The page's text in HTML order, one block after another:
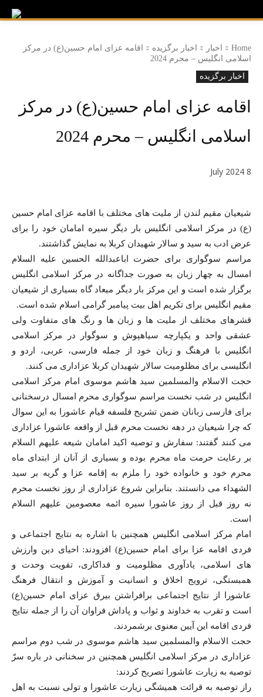
Home اخبار اخبار برگزیده
اقامه عزای امام حسین(ع) در مرکز
اسلامی انگلیس – محرم 2024
اخبار برگزیده
اقامه عزای امام حسین(ع) در مرکز
اسلامی انگلیس – محرم 2024
8 July 2024
شیعیان مقیم لندن از ملیت های مختلف با اقامه عزای امام حسین
(ع) در مرکز اسلامی انگلیس بار دیگر سیره امامان خود را برای
عرض ادب به سید و سالار شهیدان کربلا به نمایش گذاشتند.
مراسم سوگواری برای حضرت اباعبدالله الحسین علیه السلام
امسال به چهار زبان به صورت جداگانه در مرکز اسلامی انگلیس
برگزار شده است و این مرکز بار دیگر میعاد گاه بسیاری از شیعیان
مقیم انگلیس برای تکریم اهل بیت پیامبر گرامی اسلام شده است.
قشرهای مختلف از ملیت ها و زبان ها و رنگ های متفاوت ولی
عشقی واحد و یکپارچه سیاهپوش و سوگوار در مرکز اسلامی
انگلیس با فرهنگ و زبان خود از جمله فارسی، عربی، اردو و
انگلیسی برای مظلومیت سالار شهیدان کربلا عزاداری می کنند.
حجت الاسلام والمسلمین سید هاشم موسوی امام مرکز اسلامی
انگلیس در شب نخست مراسم سوگواری محرم امسال درسخنانی
برای فارسی زبانان ضمن تشریح فلسفه قیام عاشورا به این سوال
که چرا شیعیان در دهه نخست محرم قبل از واقعه عاشورا عزاداری
می کنند گفتند: سفارش و توصیه اکید امامان شیعه علیهم السلام
بر رعایت حرمت ماه محرم بوده و بسیاری از آنان از ابتدای ماه
محرم خود و خانواده خود را ملزم به إقامه عزا و گریه بر سید
الشهداء می دانستند. بنابراین شروع عزاداری از روز نخست محرم
نه روز قبل از روز عاشورا سیره ائمه معصومین علیهم السلام
است.
امام مرکز اسلامی انگلیس همچنین با اشاره به نتایج اجتماعی و
فردی اقامه عزا برای امام حسین(ع) افزودند: احیای دین وارزش
های اسلامی، یادآوری مظلومیت و فداکاری، تقویت وحدت و
همبستگی، ترویج اخلاق و انسانیت و آموزش و انتقال فرهنگ
عاشورا از نتایج اجتماعی برافراشتن بیرق عزای امام حسین(ع)
است و تقرب به خداوند و ثواب و پاداش فراوان آن را از جمله نتایج
فردی اقامه این آیین معنوی برشمردند.
حجت الاسلام والمسلمین سید هاشم موسوی در شب دوم مراسم
عزاداری در مرکز اسلامی انگلیس همچنین در سخنانی در باره سرّ
توصيه به زيارت عاشورا تصریح کردند:
راز توصیه به قرائت همیشگی زیارت عاشورا و تولی نسبت به اهل